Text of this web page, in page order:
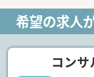
希望の求人
コン